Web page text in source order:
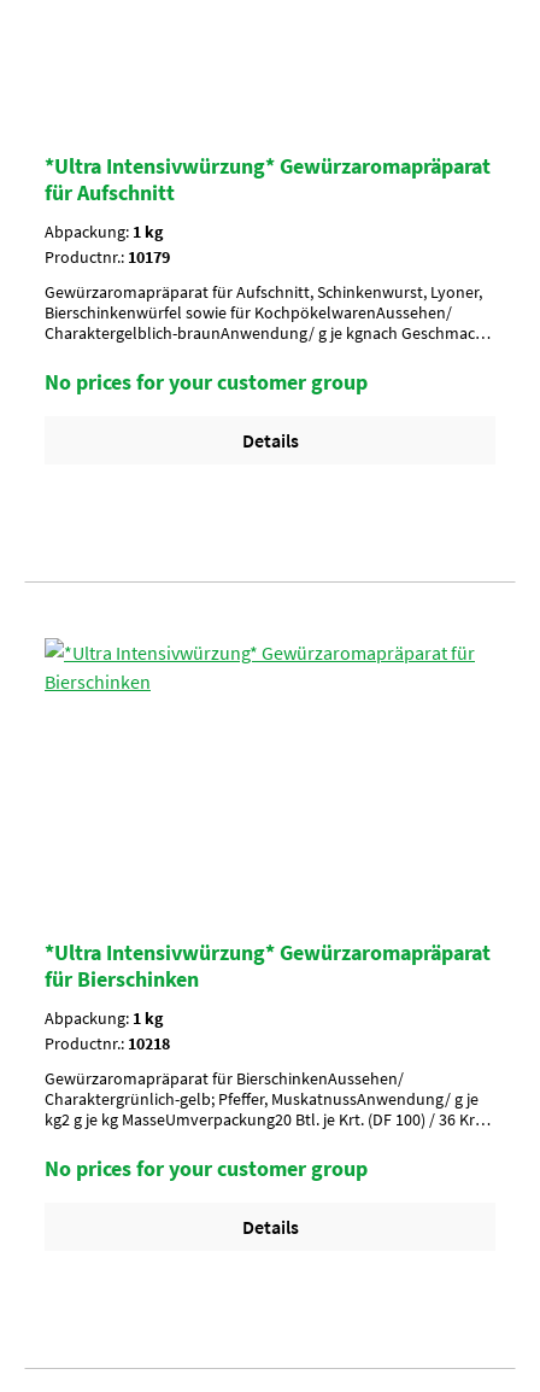
*Ultra Intensivwürzung* Gewürzaromapräparat
für Aufschnitt
Abpackung: 1 kg
Productnr.: 10179
Gewürzaromapräparat für Aufschnitt, Schinkenwurst, Lyoner,
Bierschinkenwürfel sowie für KochpökelwarenAussehen/
Charaktergelblich-braunAnwendung/ g je kgnach Geschmack
36 Krt. per PaletteArtikel-StatusHalal geeignet
No prices for your customer group
Details
*Ultra Intensivwürzung* Gewürzaromapräparat
für Bierschinken
Abpackung: 1 kg
Productnr.: 10218
Gewürzaromapräparat für BierschinkenAussehen/
Charaktergrünlich-gelb; Pfeffer, MuskatnussAnwendung/ g je
kg2 g je kg MasseUmverpackung20 Btl. je Krt. (DF 100) / 36 Krt.
No prices for your customer group
Details